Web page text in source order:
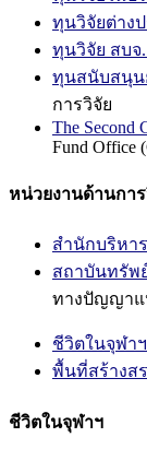
ทุนวิจัยต่าง
ทุนวิจัย สบจ.
ทุนสนับสนุน
การวิจัย
The Second
Fund Office
หน่วยงานด้านกา
สำนักบริหา
สถาบันทรัพ
ทางปัญญาแ
ชีวิตในจุฬาฯ
พื้นที่สร้างส
ชีวิตในจุฬาฯ